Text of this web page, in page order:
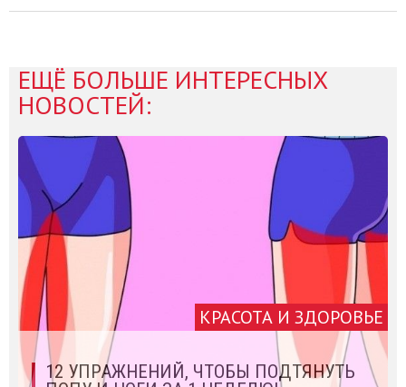
ЕЩЁ БОЛЬШЕ ИНТЕРЕСНЫХ
НОВОСТЕЙ:
КРАСОТА И ЗДОРОВЬЕ
12 УПРАЖНЕНИЙ, ЧТОБЫ ПОДТЯНУТЬ